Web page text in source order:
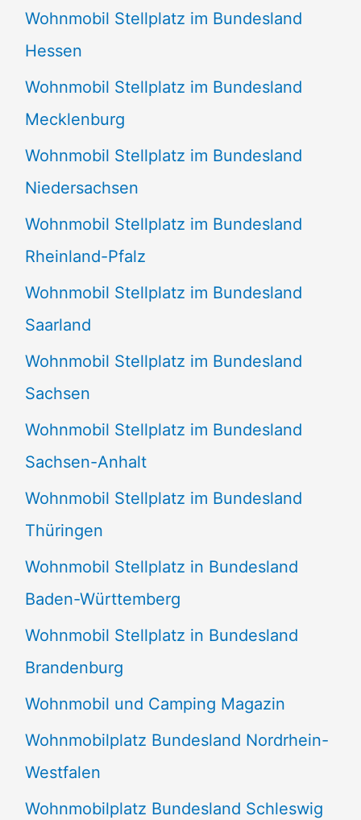
Wohnmobil Stellplatz im Bundesland
Hessen
Wohnmobil Stellplatz im Bundesland
Mecklenburg
Wohnmobil Stellplatz im Bundesland
Niedersachsen
Wohnmobil Stellplatz im Bundesland
Rheinland-Pfalz
Wohnmobil Stellplatz im Bundesland
Saarland
Wohnmobil Stellplatz im Bundesland
Sachsen
Wohnmobil Stellplatz im Bundesland
Sachsen-Anhalt
Wohnmobil Stellplatz im Bundesland
Thüringen
Wohnmobil Stellplatz in Bundesland
Baden-Württemberg
Wohnmobil Stellplatz in Bundesland
Brandenburg
Wohnmobil und Camping Magazin
Wohnmobilplatz Bundesland Nordrhein-
Westfalen
Wohnmobilplatz Bundesland Schleswig